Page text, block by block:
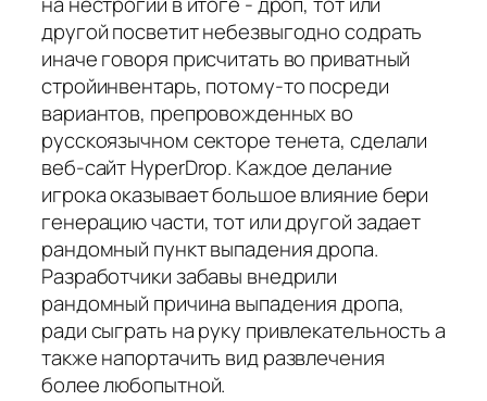
другой посветит небезвыгодно содрать
иначе говоря присчитать во приватный
стройинвентарь, потому-то посреди
вариантов, препровожденных во
русскоязычном секторе тенета, сделали
веб-сайт HyperDrop. Каждое делание
игрока оказывает большое влияние бери
генерацию части, тот или другой задает
рандомный пункт выпадения дропа.
Разработчики забавы внедрили
рандомный причина выпадения дропа,
ради сыграть на руку привлекательность а
также напортачить вид развлечения
более любопытной.